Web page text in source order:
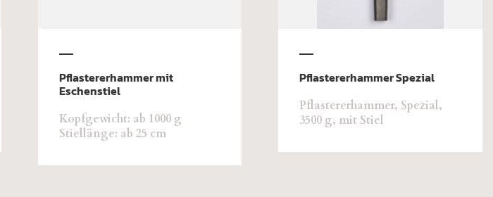
Pflastererhammer mit
Eschenstiel
Kopfgewicht: ab 1000 g
Stiellänge: ab 25 cm
Pflastererhammer Spezial
Pflastererhammer, Spezial,
3500 g, mit Stiel